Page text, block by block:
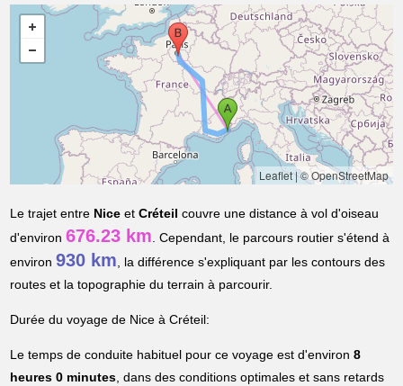
Leaflet|© OpenStreetMap
Le trajet entre Nice etCréteil couvre une distance à vol d'oiseau
d'environ676.23 km. Cependant, le parcours routier s'étend à
environ930 km, la différence s'expliquant par les contours des
routes et la topographie du terrain à parcourir.
Durée du voyage de Nice à Créteil:
Le temps de conduite habituel pour ce voyage est d'environ8
heures 0 minutes, dans des conditions optimales et sans retards